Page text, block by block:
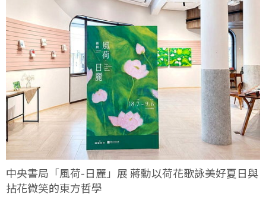
中央書局「風荷-日麗」展 蔣勳以荷花歌詠美好夏日與
拈花微笑的東方哲學